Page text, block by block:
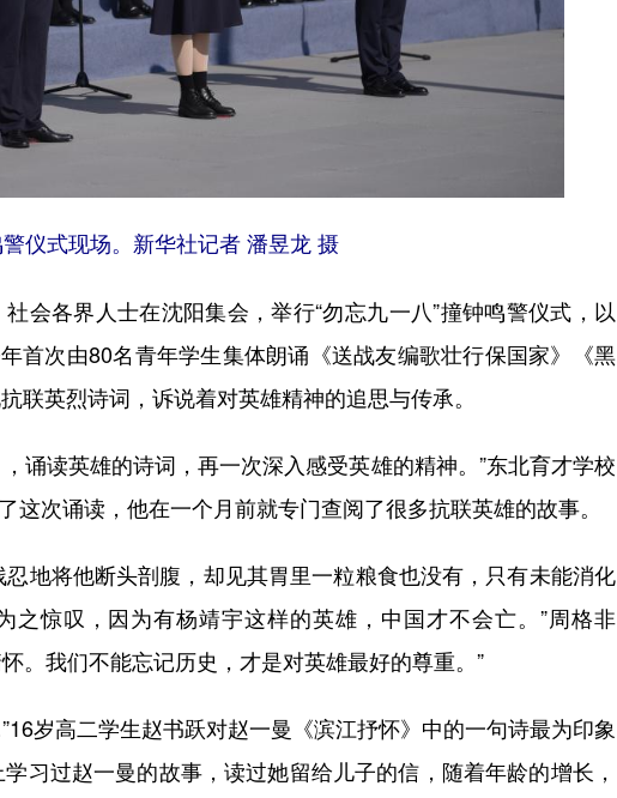
仪式现场。新华社记者 潘昱龙 摄
各界人士在沈阳集会，举行“勿忘九一八”撞钟鸣警仪式，以
首次由80名青年学生集体朗诵《送战友编歌壮行保国家》《黑
联英烈诗词，诉说着对英雄精神的追思与传承。
读英雄的诗词，再一次深入感受英雄的精神。”东北育才学校
这次诵读，他在一个月前就专门查阅了很多抗联英雄的故事。
将他断头剖腹，却见其胃里一粒粮食也没有，只有未能消化
之惊叹，因为有杨靖宇这样的英雄，中国才不会亡。”周格非
。我们不能忘记历史，才是对英雄最好的尊重。”
高二学生赵书跃对赵一曼《滨江抒怀》中的一句诗最为印象
习过赵一曼的故事，读过她留给儿子的信，随着年龄的增长，